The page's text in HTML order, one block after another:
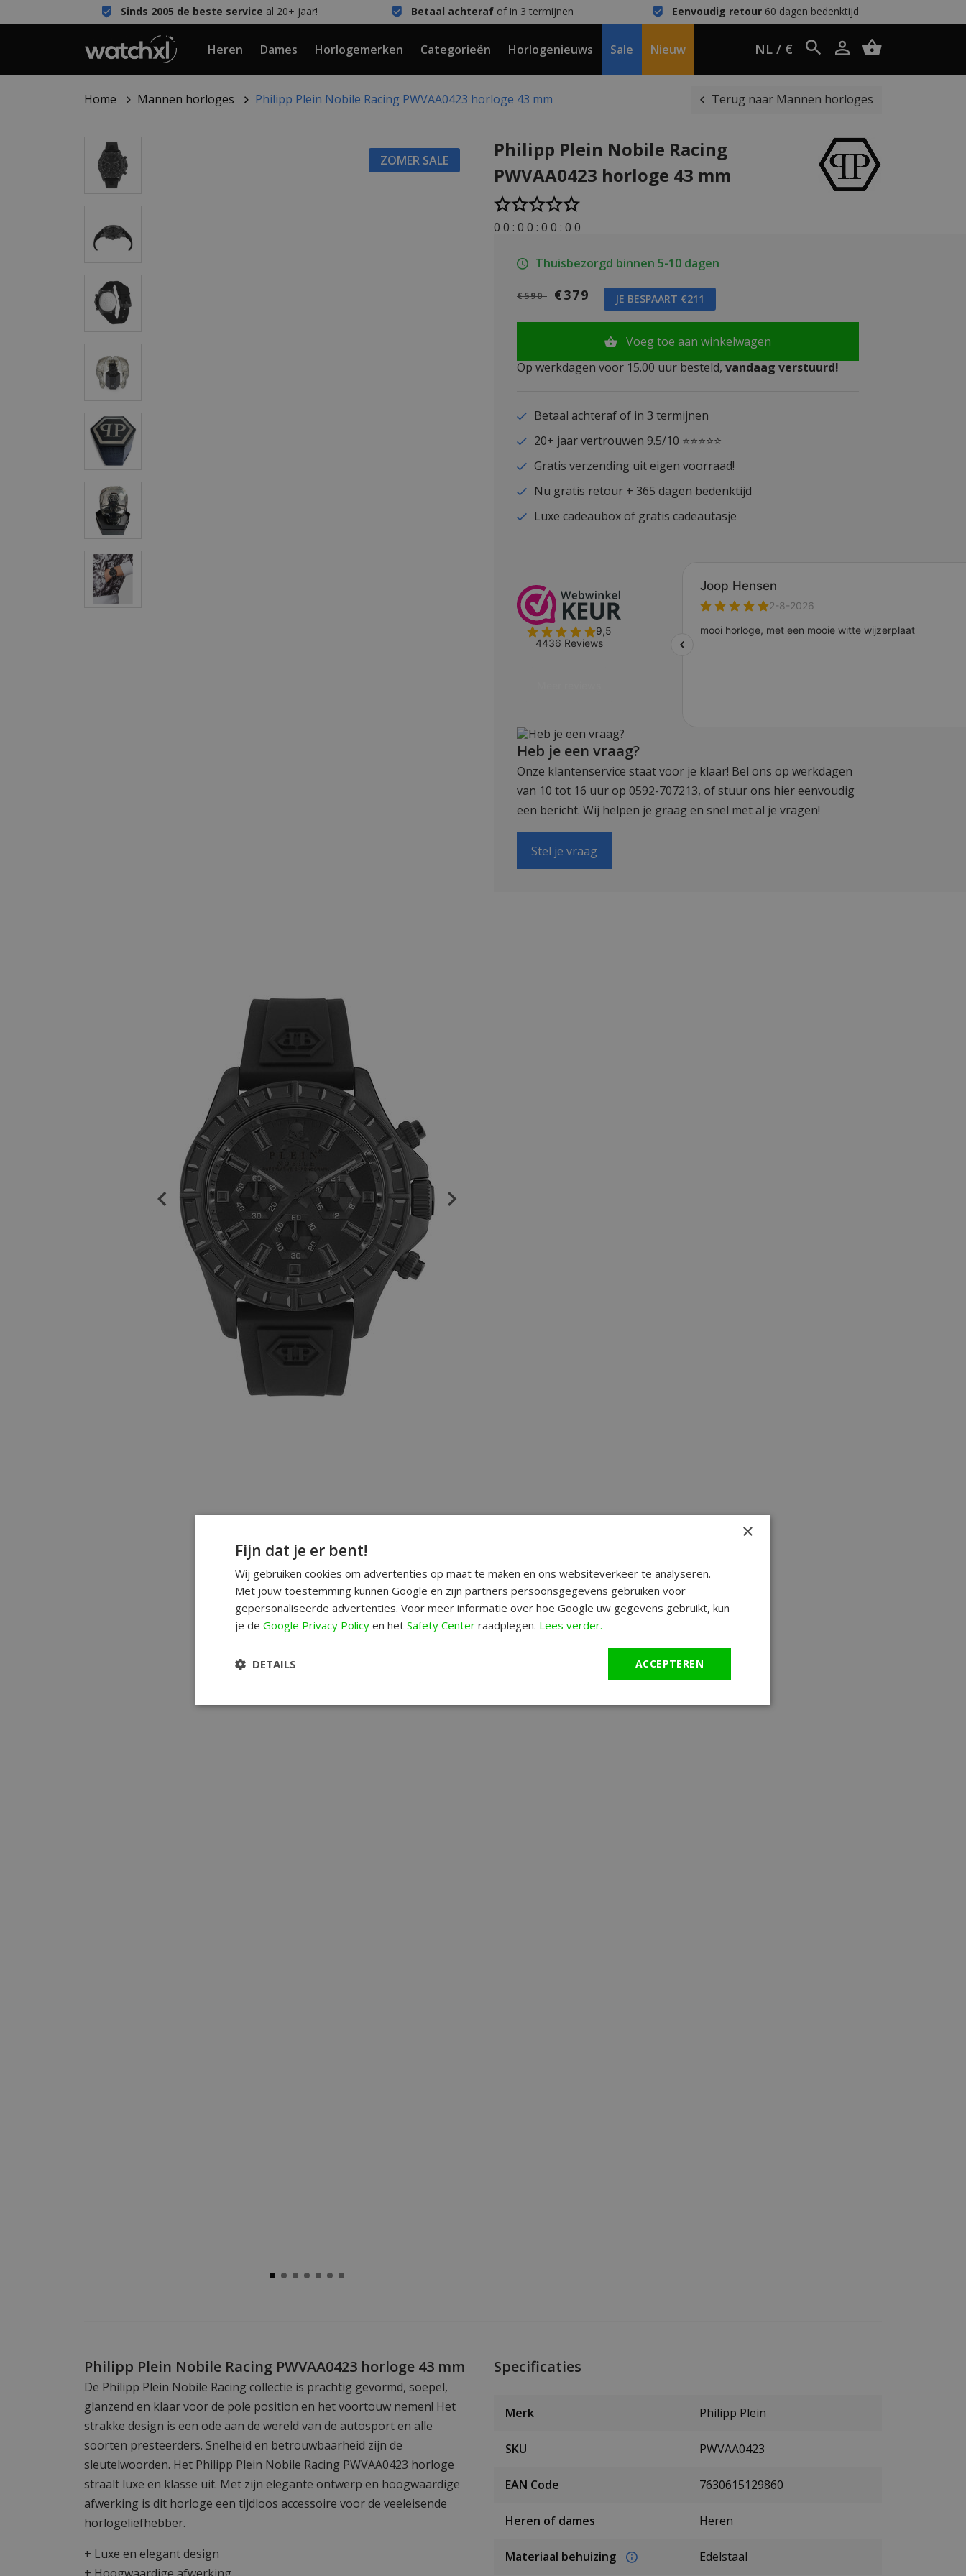
Sinds 2005 de beste service al 20+ jaar! Betaal achterafof in 3 termijnen Eenvoudig retour60 dagen bedenktijd
Heren Dames Horlogemerken Categorieën Horlogenieuws Sale Nieuw NL / €
Home Mannen horloges Philipp Plein Nobile Racing PWVAA0423 horloge 43 mm Terug naar Mannen horloges
ZOMER SALE
Philipp Plein Nobile Racing
PWVAA0423 horloge 43 mm
0 0 : 0 0 : 0 0 : 0 0
Thuisbezorgd binnen 5-10 dagen
€590 €379 JE BESPAART €211
Voeg toe aan winkelwagen
Op werkdagen voor 15.00 uur besteld, vandaag verstuurd!
Betaal achteraf of in 3 termijnen
20+ jaar vertrouwen 9.5/10 ⭐⭐⭐⭐⭐
Gratis verzending uit eigen voorraad!
Nu gratis retour + 365 dagen bedenktijd
Luxe cadeaubox of gratis cadeautasje
Heb je een vraag?
Onze klantenservice staat voor je klaar! Bel ons op werkdagen
van 10 tot 16 uur op 0592-707213, of stuur ons hier eenvoudig
een bericht. Wij helpen je graag en snel met al je vragen!
Stel je vraag
Philipp Plein Nobile Racing PWVAA0423 horloge 43 mm
De Philipp Plein Nobile Racing collectie is prachtig gevormd, soepel,
glanzend en klaar voor de pole position en het voortouw nemen! Het
strakke design is een ode aan de wereld van de autosport en alle
soorten presteerders. Snelheid en betrouwbaarheid zijn de
sleutelwoorden. Het Philipp Plein Nobile Racing PWVAA0423 horloge
straalt luxe en klasse uit. Met zijn elegante ontwerp en hoogwaardige
afwerking is dit horloge een tijdloos accessoire voor de veeleisende
horlogeliefhebber.
+ Luxe en elegant design
Specificaties
Merk Philipp Plein
SKU PWVAA0423
EAN Code 7630615129860
Heren of dames Heren
Materiaal behuizing Edelstaal
×
Fijn dat je er bent!
Wij gebruiken cookies om advertenties op maat te maken en ons websiteverkeer te analyseren.
Met jouw toestemming kunnen Google en zijn partners persoonsgegevens gebruiken voor
gepersonaliseerde advertenties. Voor meer informatie over hoe Google uw gegevens gebruikt, kun
je de Google Privacy Policy en het Safety Center raadplegen. Lees verder.
ACCEPTEREN
DETAILS